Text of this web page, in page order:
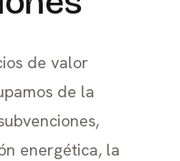
de valor
de la
energética, la